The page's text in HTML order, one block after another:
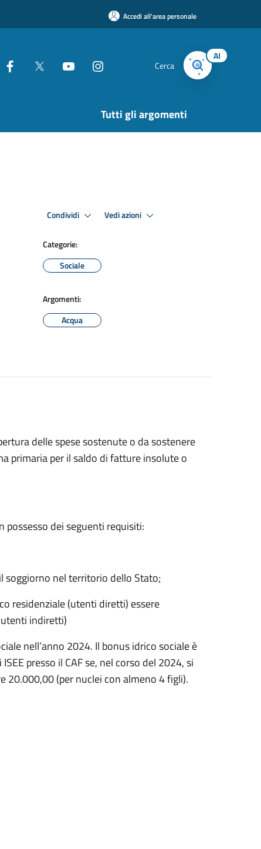
Accedi all'area personale
Cerca
AI
Tutti gli argomenti
Condividi Vedi azioni
Categorie:
Sociale
Argomenti:
Acqua
delle spese sostenute o da sostenere
primaria per il saldo di fatture insolute o
possesso dei seguenti requisiti:
nel territorio dello Stato;
(utenti diretti) essere
indiretti)
nell’anno 2024. Il bonus idrico sociale è
presso il CAF se, nel corso del 2024, si
20.000,00 (per nuclei con almeno 4 figli).